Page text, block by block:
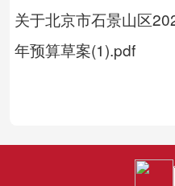
关于北京市石景山区
年预算草案(1).pdf